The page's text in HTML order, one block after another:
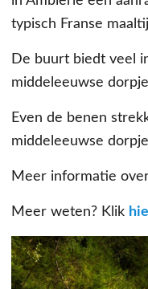
typisch Franse
De buurt biedt veel
middeleeuwse
Even de benen
middeleeuwse
Meer informatie
Meer weten? Klik